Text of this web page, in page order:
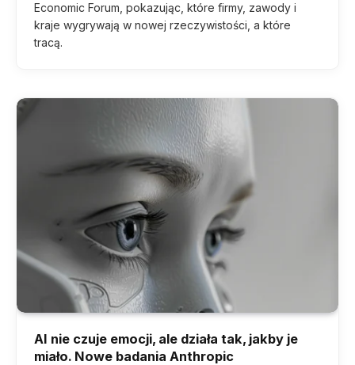
Economic Forum, pokazując, które firmy, zawody i
kraje wygrywają w nowej rzeczywistości, a które
tracą.
AI nie czuje emocji, ale działa tak, jakby je
miało. Nowe badania Anthropic